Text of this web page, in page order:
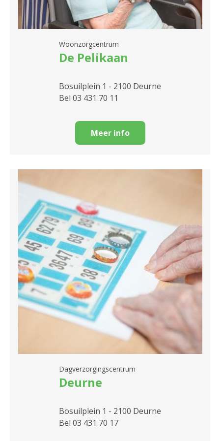
Woonzorgcentrum
De Pelikaan
Bosuilplein 1 - 2100 Deurne
Bel 03 431 70 11
Meer info
Dagverzorgingscentrum
Deurne
Bosuilplein 1 - 2100 Deurne
Bel 03 431 70 17